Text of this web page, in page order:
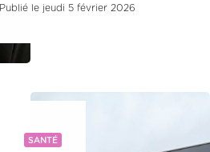
Publié le jeudi 5 février 2026
SANTÉ